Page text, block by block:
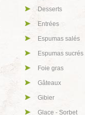
Desserts
Entrées
Espumas salés
Espumas sucrés
Foie gras
Gâteaux
Gibier
Glace - Sorbet